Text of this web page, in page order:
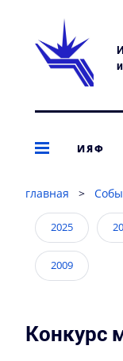
ИЯФ
главная >
2025
2009
Конкурс